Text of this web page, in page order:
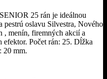
25 rán je ideálnou
pestrú oslavu Silvestra, Nového
, menín, firemných akcií a
Počet rán: 25. Dĺžka
20 mm.